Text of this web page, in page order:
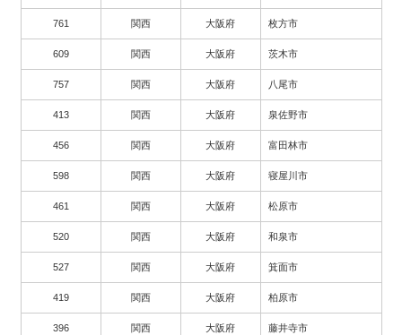
761 関西 大阪府 枚方市
609 関西 大阪府 茨木市
757 関西 大阪府 八尾市
413 関西 大阪府 泉佐野市
456 関西 大阪府 富田林市
598 関西 大阪府 寝屋川市
461 関西 大阪府 松原市
520 関西 大阪府 和泉市
527 関西 大阪府 箕面市
419 関西 大阪府 柏原市
396 関西 大阪府 藤井寺市